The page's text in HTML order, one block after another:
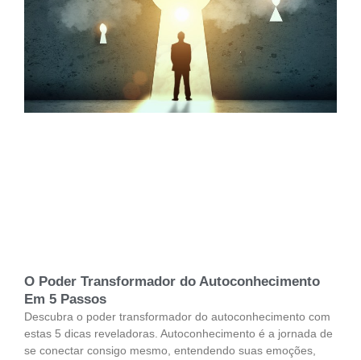
O Poder Transformador do Autoconhecimento
Em 5 Passos
Descubra o poder transformador do autoconhecimento com
estas 5 dicas reveladoras. Autoconhecimento é a jornada de
se conectar consigo mesmo, entendendo suas emoções,